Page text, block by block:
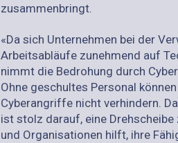
zusammenbringt.
«Da sich Unternehmen bei der
Arbeitsabläufe zunehmend auf
nimmt die Bedrohung durch
Ohne geschultes Personal
Cyberangriffe nicht verhindern.
ist stolz darauf, eine Drehscheibe
und Organisationen hilft, ihre